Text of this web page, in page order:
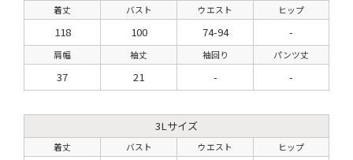
着丈 バスト ウエスト ヒップ
118 100 74-94 -
肩幅 袖丈 袖回り パンツ丈
37 21 - -
3Lサイズ
着丈 バスト ウエスト ヒップ